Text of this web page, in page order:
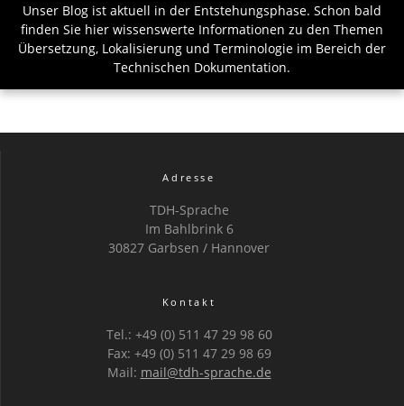
Unser Blog ist aktuell in der Entstehungsphase. Schon bald
finden Sie hier wissenswerte Informationen zu den Themen
Übersetzung, Lokalisierung und Terminologie im Bereich der
Technischen Dokumentation.
Adresse
TDH-Sprache
Im Bahlbrink 6
30827 Garbsen / Hannover
Kontakt
Tel.: +49 (0) 511 47 29 98 60
Fax: +49 (0) 511 47 29 98 69
Mail: mail@tdh-sprache.de